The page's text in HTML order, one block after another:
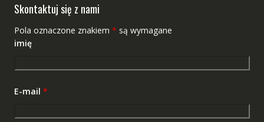
Skontaktuj się z nami
Pola oznaczone znakiem * są wymagane
imię
E-mail *